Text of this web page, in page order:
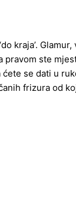
kraja’.
ste
se dati u
frizura od